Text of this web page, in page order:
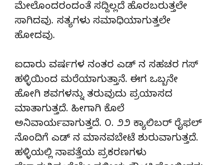
ಮೇಲೊಂದರಂದಂತೆ ಸದ್ದಿಲ್ಲದೆ ಹೊರಬರುತ್ತಲೇ
ಸಾಗಿದವು. ಸತ್ಯಗಳು ಸಮಾಧಿಯಾಗುತ್ತಲೇ
ಹೋದವು.
ಐದಾರು ವರ್ಷಗಳ ನಂತರ ಎಡ್ ನ ಸಹಚರ ಗಸ್
ಹಳ್ಳಿಯಿಂದ ಮರೆಯಾಗುತ್ತಾನೆ. ಈಗ ಒಬ್ಬನೇ
ಹೋಗಿ ಶವಗಳನ್ನು ತರುವುದು ಪ್ರಯಾಸದ
ಮಾತಾಗುತ್ತದೆ. ಹೀಗಾಗಿ ಕೊಲೆ
ಅನಿವಾರ್ಯವಾಗುತ್ತದೆ. ೦. ೨೨ ಕ್ಯಾಲಿಬರ್ ರೈಫಲ್
ನೊಂದಿಗೆ ಎಡ್ ನ ಮಾನವಬೇಟೆ ಶುರುವಾಗುತ್ತದೆ.
ಹಳ್ಳಿಯಲ್ಲಿ ನಾಪತ್ತೆಯ ಪ್ರಕರಣಗಳು